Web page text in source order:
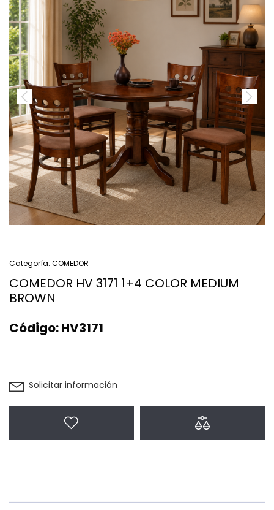
Categoría: COMEDOR
COMEDOR HV 3171 1+4 COLOR MEDIUM
BROWN
Código:HV3171
Solicitar información